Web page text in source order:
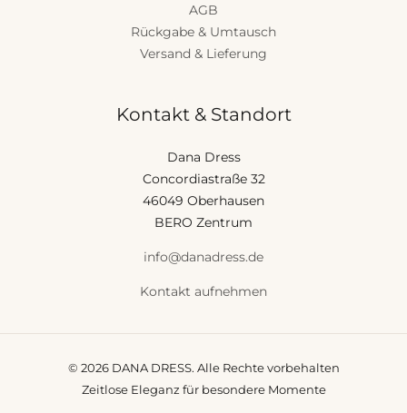
AGB
Rückgabe & Umtausch
Versand & Lieferung
Kontakt & Standort
Dana Dress
Concordiastraße 32
46049 Oberhausen
BERO Zentrum
info@danadress.de
Kontakt aufnehmen
© 2026 DANA DRESS. Alle Rechte vorbehalten
Zeitlose Eleganz für besondere Momente